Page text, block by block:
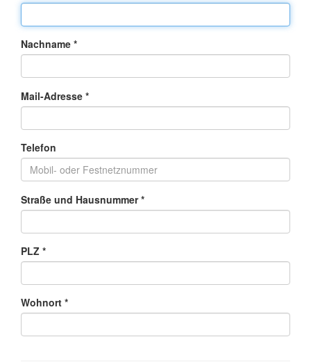
Nachname *
Mail-Adresse *
Telefon
Straße und Hausnummer *
PLZ *
Wohnort *